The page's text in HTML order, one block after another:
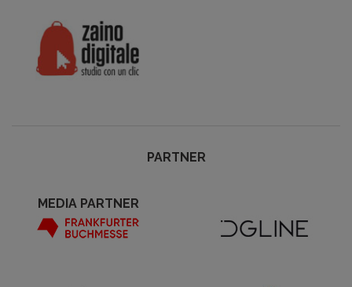
PARTNER
MEDIA PARTNER